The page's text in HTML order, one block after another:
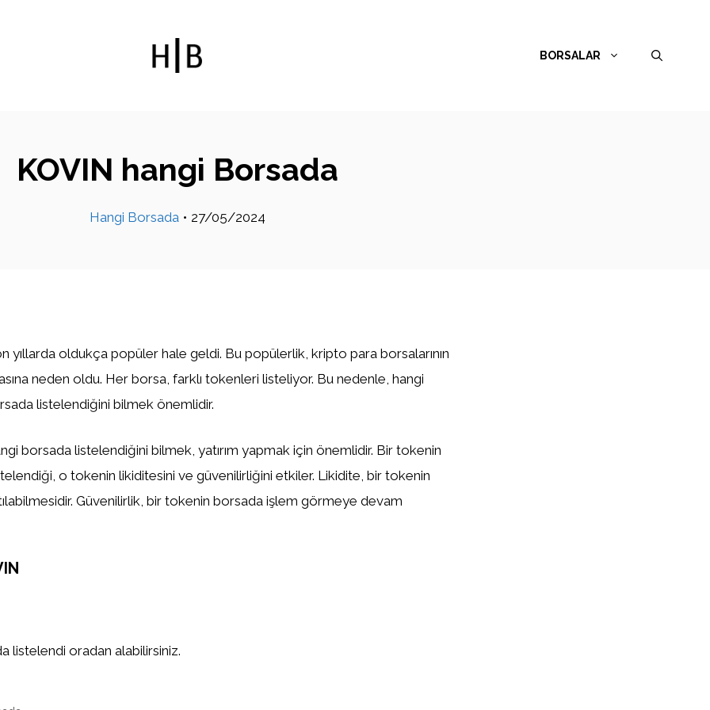
BORSALAR
KOVIN hangi Borsada
Hangi Borsada • 27/05/2024
yıllarda oldukça popüler hale geldi. Bu popülerlik, kripto para borsalarının
neden oldu. Her borsa, farklı tokenleri listeliyor. Bu nedenle, hangi
listelendiğini bilmek önemlidir.
borsada listelendiğini bilmek, yatırım yapmak için önemlidir. Bir tokenin
o tokenin likiditesini ve güvenilirliğini etkiler. Likidite, bir tokenin
Güvenilirlik, bir tokenin borsada işlem görmeye devam
listelendi oradan alabilirsiniz.